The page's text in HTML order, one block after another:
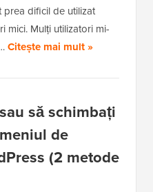
prea dificil de utilizat
mici. Mulți utilizatori mi-
Citește mai mult »
să schimbați
de
(2 metode